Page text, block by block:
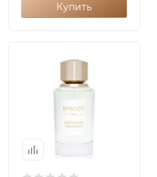
Купить